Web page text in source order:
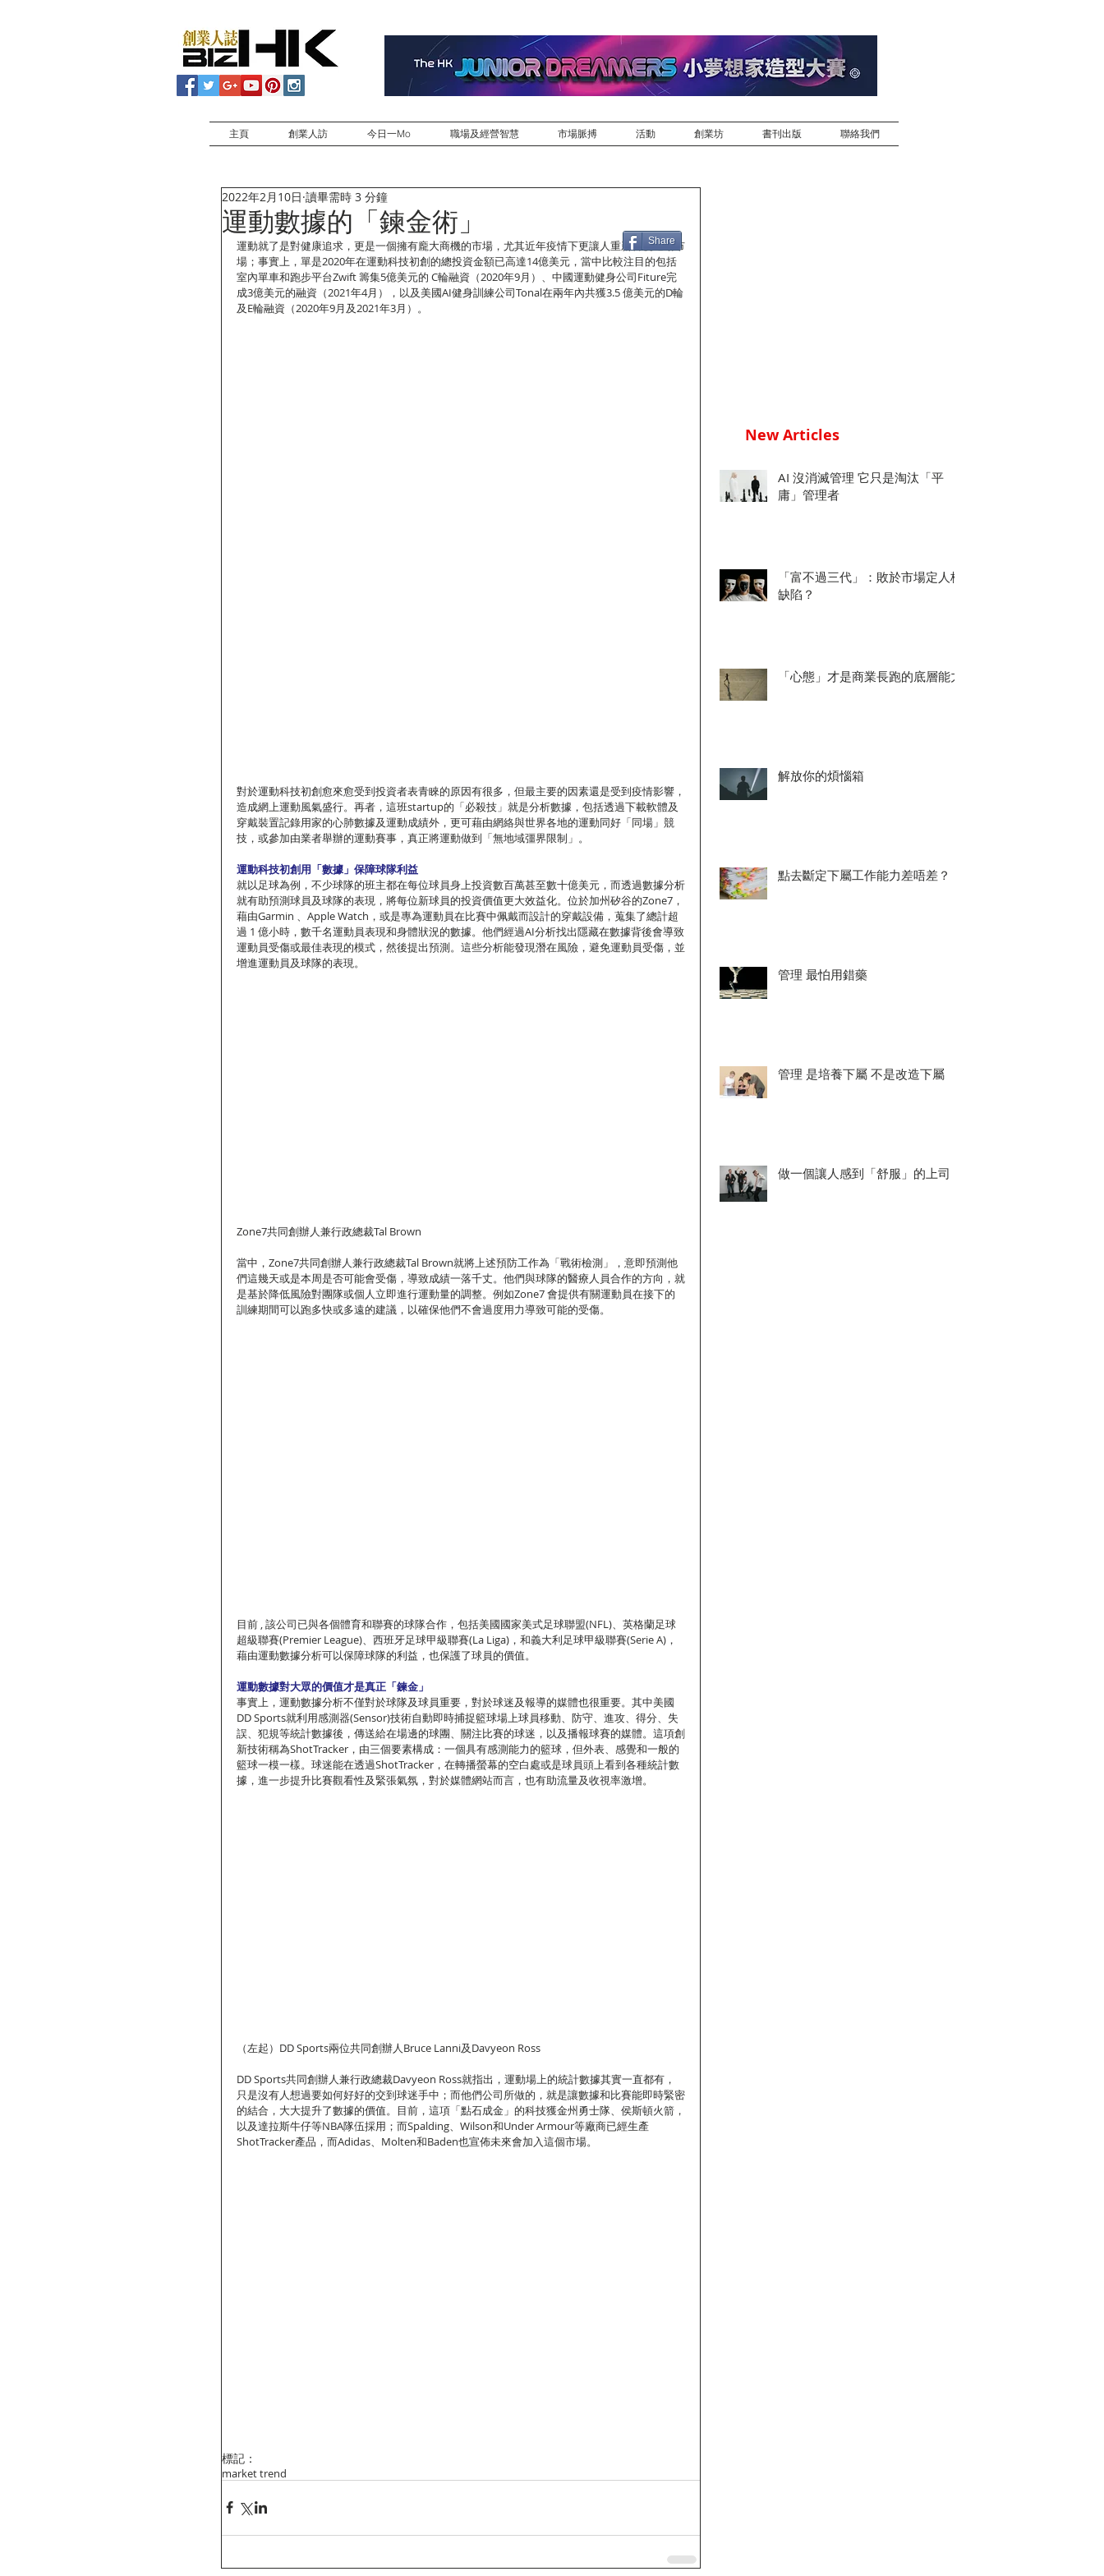
主頁 創業人訪 今日一Mo 職場及經營智慧 市場脈搏 活動 創業坊 書刊出版 聯絡我們
運動數據的「鍊金術」
2022年2月10日 讀畢需時 3 分鐘
運動就了是對健康追求，更是一個擁有龐大商機的市場，尤其近年疫情下更讓人重新審視運動市
場；事實上，單是2020年在運動科技初創的總投資金額已高達14億美元，當中比較注目的包括
室內單車和跑步平台Zwift 籌集5億美元的 C輪融資（2020年9月）、中國運動健身公司Fiture完
成3億美元的融資（2021年4月），以及美國AI健身訓練公司Tonal在兩年內共獲3.5 億美元的D輪
及E輪融資（2020年9月及2021年3月）。
對於運動科技初創愈來愈受到投資者表青睞的原因有很多，但最主要的因素還是受到疫情影響，
造成網上運動風氣盛行。再者，這班startup的「必殺技」就是分析數據，包括透過下載軟體及
穿戴裝置記錄用家的心肺數據及運動成績外，更可藉由網絡與世界各地的運動同好「同場」競
技，或參加由業者舉辦的運動賽事，真正將運動做到「無地域彊界限制」。
運動科技初創用「數據」保障球隊利益
就以足球為例，不少球隊的班主都在每位球員身上投資數百萬甚至數十億美元，而透過數據分析
就有助預測球員及球隊的表現，將每位新球員的投資價值更大效益化。位於加州矽谷的Zone7，
藉由Garmin 、Apple Watch，或是專為運動員在比賽中佩戴而設計的穿戴設備，蒐集了總計超
過 1 億小時，數千名運動員表現和身體狀況的數據。他們經過AI分析找出隱藏在數據背後會導致
運動員受傷或最佳表現的模式，然後提出預測。這些分析能發現潛在風險，避免運動員受傷，並
增進運動員及球隊的表現。
Zone7共同創辦人兼行政總裁Tal Brown
當中，Zone7共同創辦人兼行政總裁Tal Brown就將上述預防工作為「戰術檢測」，意即預測他
們這幾天或是本周是否可能會受傷，導致成績一落千丈。他們與球隊的醫療人員合作的方向，就
是基於降低風險對團隊或個人立即進行運動量的調整。例如Zone7 會提供有關運動員在接下的
訓練期間可以跑多快或多遠的建議，以確保他們不會過度用力導致可能的受傷。
目前 , 該公司已與各個體育和聯賽的球隊合作，包括美國國家美式足球聯盟(NFL)、英格蘭足球
超級聯賽(Premier League)、西班牙足球甲級聯賽(La Liga)，和義大利足球甲級聯賽(Serie A)，
藉由運動數據分析可以保障球隊的利益，也保護了球員的價值。
運動數據對大眾的價值才是真正「鍊金」
事實上，運動數據分析不僅對於球隊及球員重要，對於球迷及報導的媒體也很重要。其中美國
DD Sports就利用感測器(Sensor)技術自動即時捕捉籃球場上球員移動、防守、進攻、得分、失
誤、犯規等統計數據後，傳送給在場邊的球團、關注比賽的球迷，以及播報球賽的媒體。這項創
新技術稱為ShotTracker，由三個要素構成：一個具有感測能力的籃球，但外表、感覺和一般的
籃球一模一樣。球迷能在透過ShotTracker，在轉播螢幕的空白處或是球員頭上看到各種統計數
據，進一步提升比賽觀看性及緊張氣氛，對於媒體網站而言，也有助流量及收視率激增。
（左起）DD Sports兩位共同創辦人Bruce Lanni及Davyeon Ross
DD Sports共同創辦人兼行政總裁Davyeon Ross就指出，運動場上的統計數據其實一直都有，
只是沒有人想過要如何好好的交到球迷手中；而他們公司所做的，就是讓數據和比賽能即時緊密
的結合，大大提升了數據的價值。目前，這項「點石成金」的科技獲金州勇士隊、侯斯頓火箭，
以及達拉斯牛仔等NBA隊伍採用；而Spalding、Wilson和Under Armour等廠商已經生產
ShotTracker產品，而Adidas、Molten和Baden也宣佈未來會加入這個市場。
標記：
market trend
Share
New Articles
AI 沒消滅管理 它只是淘汰「平
庸」管理者
「富不過三代」：敗於市場定人格
缺陷？
「心態」才是商業長跑的底層能力
解放你的煩惱箱
點去斷定下屬工作能力差唔差？
管理 最怕用錯藥
管理 是培養下屬 不是改造下屬
做一個讓人感到「舒服」的上司